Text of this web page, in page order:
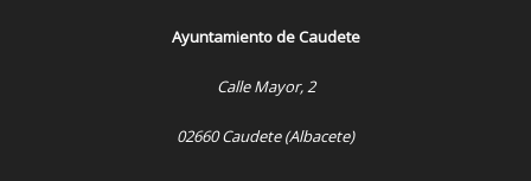
Ayuntamiento de Caudete
Calle Mayor, 2
02660 Caudete (Albacete)